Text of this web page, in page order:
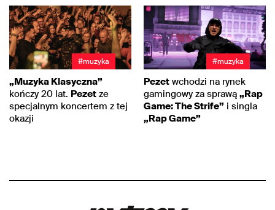
#muzyka
„Muzyka Klasyczna”
kończy 20 lat. Pezet ze
specjalnym koncertem z tej
okazji
#muzyka
Pezet wchodzi na rynek
gamingowy za sprawą „Rap
Game: The Strife” i singla
„Rap Game”